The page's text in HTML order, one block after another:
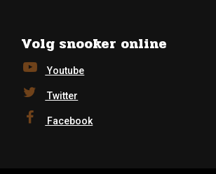
Volg snooker online
Youtube
Twitter
Facebook